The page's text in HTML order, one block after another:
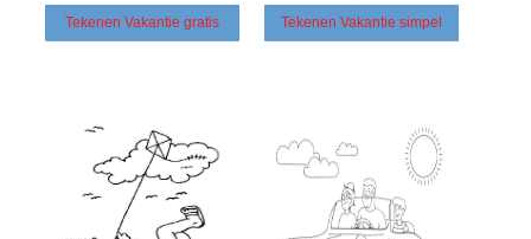
Tekenen Vakantie gratis Tekenen Vakantie simpel